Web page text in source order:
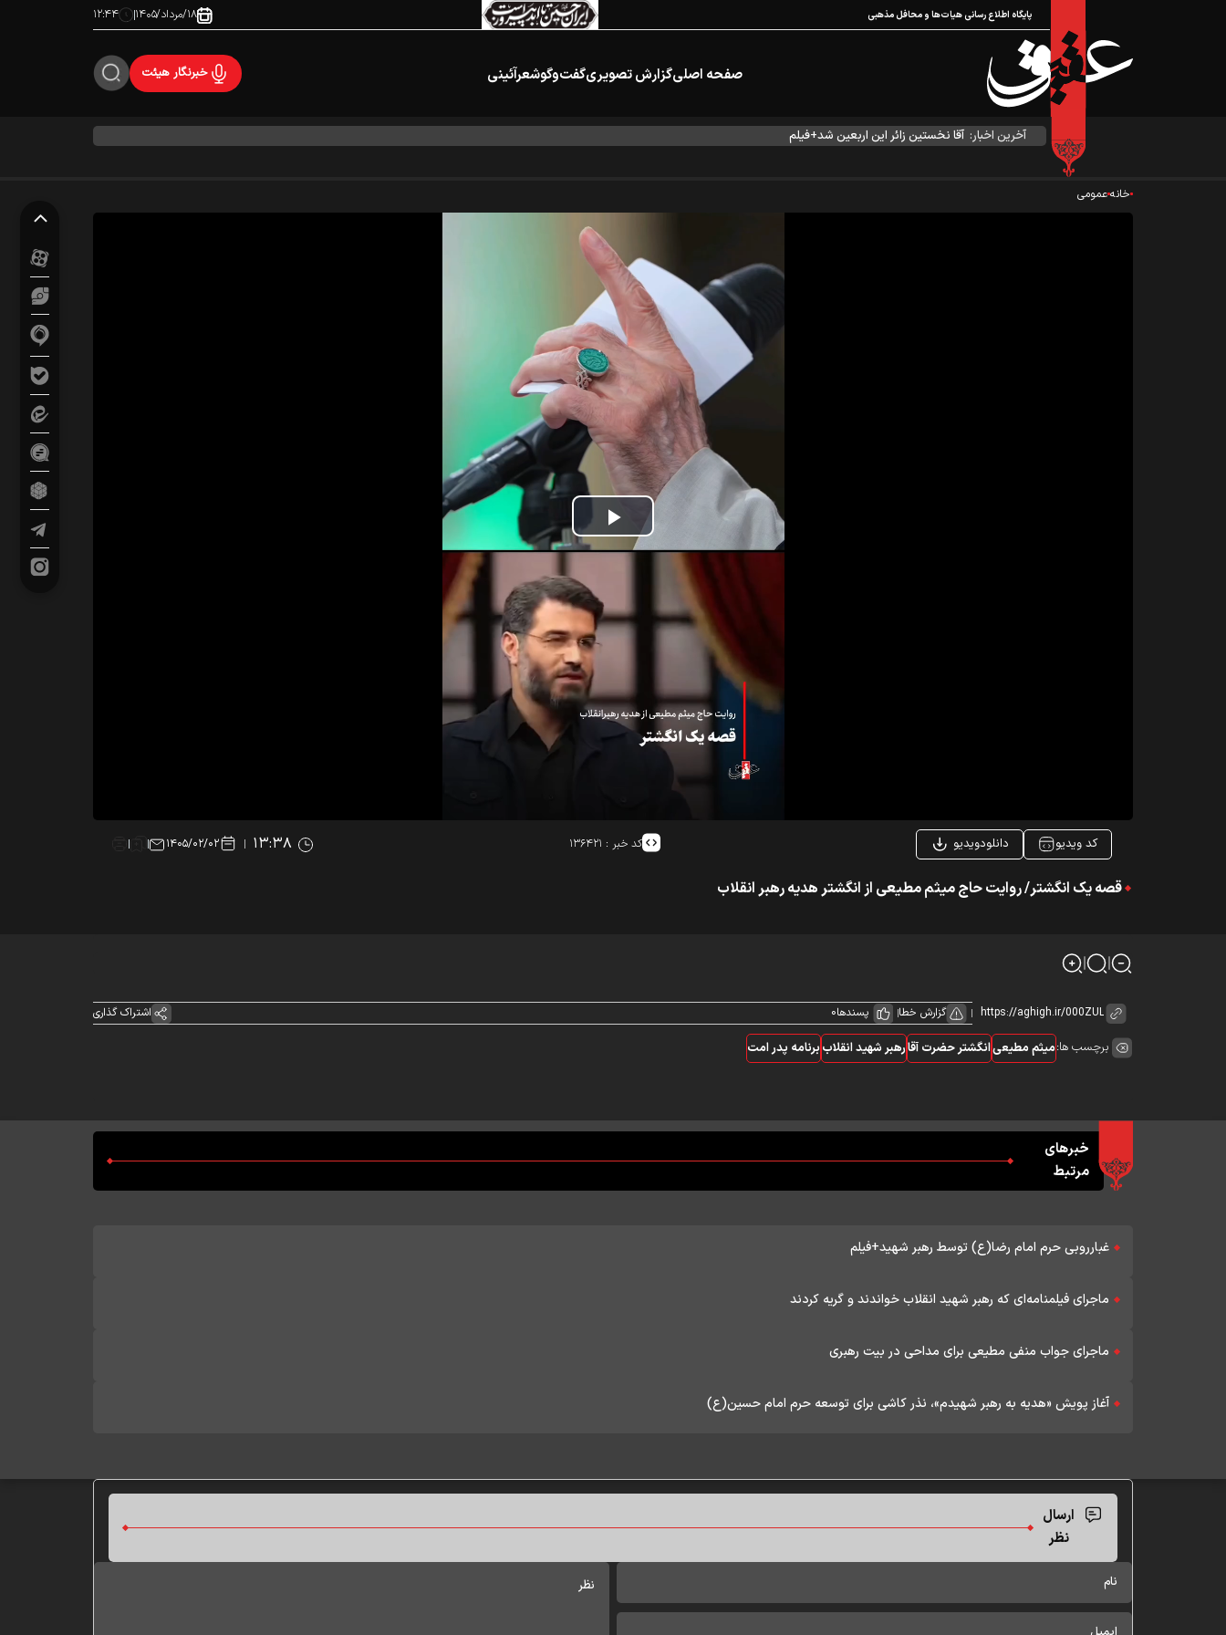
پایگاه اطلاع رسانی هیات‌ها و محافل مذهبی ۱۸/مرداد/۱۴۰۵ ۱۲:۴۴
صفحه اصلیگزارش تصویریگفت‌وگوشعرآئینی خبرنگار هیئت
آخرین اخبار: آقا نخستین زائر این اربعین شد+فیلم
خانهعمومی
Play
Video
کد ویدیو دانلودویدیو کد خبر : ۱۳۶۴۲۱ ۱۴۰۵/۰۲/۰۲
قصه یک انگشتر/ روایت حاج میثم مطیعی از انگشتر هدیه رهبر انقلاب
گزارش خطا پسندها0 اشتراک گذاری
برچسب ها:میثم مطیعیانگشتر حضرت آقارهبر شهید انقلاب برنامه پدر امت
خبرهای
مرتبط
غبارروبی حرم امام رضا(ع) توسط رهبر شهید+فیلم
ماجرای فیلمنامه‌ای که رهبر شهید انقلاب خواندند و گریه کردند
ماجرای جواب منفی مطیعی برای مداحی در بیت رهبری
آغاز پویش «هدیه‌ به رهبر شهیدم»، نذر کاشی برای توسعه حرم امام حسین(ع)
ارسال
نظر